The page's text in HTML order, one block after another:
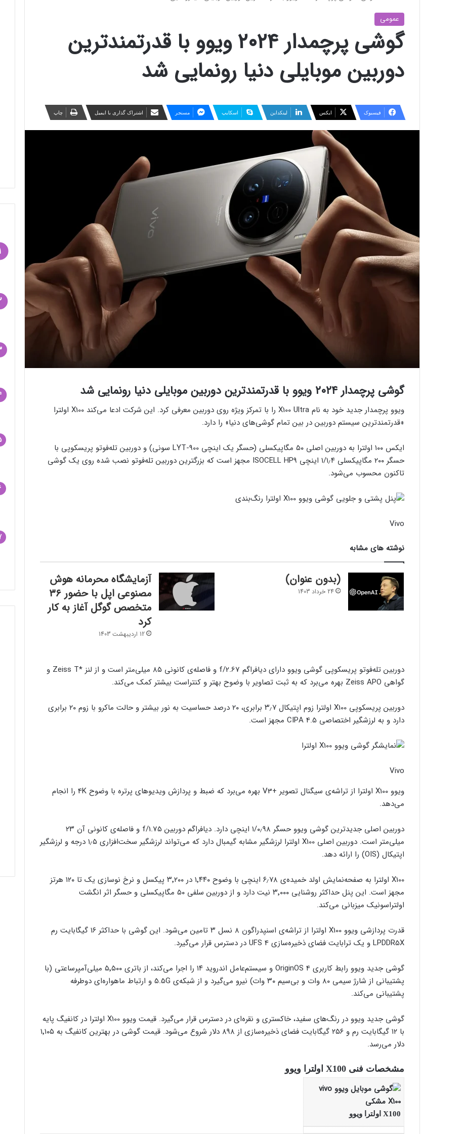
عمومی
گوشی پرچمدار ۲۰۲۴ ویوو با قدرتمندترین
دوربین موبایلی دنیا رونمایی شد
فیسبوک ایکس لینکداین اسکایپ مسنجر اشتراک گذاری با ایمیل چاپ
گوشی پرچمدار ۲۰۲۴ ویوو با قدرتمندترین دوربین موبایلی دنیا رونمایی شد
ویوو پرچمدار جدید خود به نام X100 Ultra را با تمرکز ویژه روی دوربین معرفی کرد. این شرکت ادعا می‌کند X100 اولترا
«قدرتمندترین سیستم دوربین در بین تمام گوشی‌های دنیا» را دارد.
ایکس ۱۰۰ اولترا به دوربین اصلی ۵۰ مگاپیکسلی (حسگر یک اینچی LYT-900 سونی) و دوربین تله‌فوتو پریسکوپی با
حسگر ۲۰۰ مگاپیکسلی ۱/۱٫۴ اینچی ISOCELL HP9 مجهز است که بزرگترین دوربین تله‌فوتو نصب شده روی یک گوشی
تاکنون محسوب می‌شود.
Vivo
نوشته های مشابه
(بدون عنوان)
24 خرداد 1403
آزمایشگاه محرمانه هوش
مصنوعی اپل با حضور ۳۶
متخصص گوگل آغاز به‌ کار
کرد
12 اردیبهشت 1403
دوربین تله‌فوتو پریسکوپی گوشی ویوو دارای دیافراگم f/2.67 و فاصله‌ی کانونی ۸۵ میلی‌متر است و از لنز *Zeiss T و
گواهی Zeiss APO بهره می‌برد که به ثبت تصاویر با وضوح بهتر و کنتراست بیشتر کمک می‌کند.
دوربین پریسکوپی X100 اولترا زوم اپتیکال ۳٫۷ برابری، ۲۰ درصد حساسیت به نور بیشتر و حالت ماکرو با زوم ۲۰ برابری
دارد و به لرزشگیر اختصاصی CIPA 4.5 مجهز است.
Vivo
ویوو X100 اولترا از تراشه‌ی سیگنال تصویر +V3 بهره می‌برد که ضبط و پردازش ویدیوهای پرتره با وضوح 4K را انجام
می‌دهد.
دوربین اصلی جدیدترین گوشی ویوو حسگر ۱/۰٫۹۸ اینچی دارد. دیافراگم دوربین f/1.75 و فاصله‌ی کانونی آن ۲۳
میلی‌متر است. دوربین اصلی X100 اولترا لرزشگیر مشابه گیمبال دارد که می‌تواند لرزشگیر سخت‌افزاری ۱٫۵ درجه و لرزشگیر
اپتیکال (OIS) را ارائه دهد.
X100 اولترا به صفحه‌نمایش اولد خمیده‌ی ۶٫۷۸ اینچی با وضوح ۱٬۴۴۰ در ۳٬۲۰۰ پیکسل و نرخ نوسازی یک تا ۱۲۰ هرتز
مجهز است. این پنل حداکثر روشنایی ۳٬۰۰۰ نیت دارد و از دوربین سلفی ۵۰ مگاپیکسلی و حسگر اثر انگشت
اولتراسونیک میزبانی می‌کند.
قدرت پردازشی ویوو X100 اولترا از تراشه‌ی اسنپدراگون ۸ نسل ۳ تامین می‌شود. این گوشی با حداکثر ۱۶ گیگابایت رم
LPDDR5X و یک ترابایت فضای ذخیره‌سازی UFS 4 در دسترس قرار می‌گیرد.
گوشی جدید ویوو رابط کاربری OriginOS 4 و سیستم‌عامل اندروید ۱۴ را اجرا می‌کند، از باتری ۵٬۵۰۰ میلی‌آمپرساعتی (با
پشتیبانی از شارژ سیمی ۸۰ وات و بی‌سیم ۳۰ وات) نیرو می‌گیرد و از شبکه‌ی 5.5G و ارتباط ماهواره‌ای دوطرفه
پشتیبانی می‌کند.
گوشی جدید ویوو در رنگ‌های سفید، خاکستری و نقره‌ای در دسترس قرار می‌گیرد. قیمت ویوو X100 اولترا در کانفیگ پایه
با ۱۲ گیگابایت رم و ۲۵۶ گیگابایت فضای ذخیره‌سازی از ۸۹۸ دلار شروع می‌شود. قیمت گوشی در بهترین کانفیگ به ۱٬۱۰۵
دلار می‌رسد.
مشخصات فنی X100 اولترا ویوو
X100 اولترا ویوو